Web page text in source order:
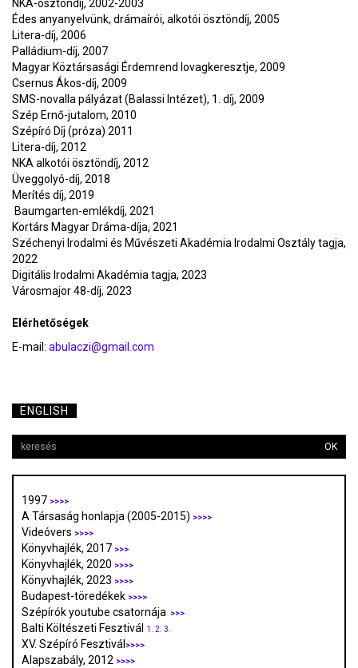
NKA-ösztöndíj, 2002-2003
Édes anyanyelvünk, drámaírói, alkotói ösztöndíj, 2005
Litera-díj, 2006
Palládium-díj, 2007
Magyar Köztársasági Érdemrend lovagkeresztje, 2009
Csernus Ákos-díj, 2009
SMS-novalla pályázat (Balassi Intézet), 1. díj, 2009
Szép Ernő-jutalom, 2010
Szépíró Díj (próza) 2011
Litera-díj, 2012
NKA alkotói ösztöndíj, 2012
Üveggolyó-díj, 2018
Merítés díj, 2019
Baumgarten-emlékdíj, 2021
Kortárs Magyar Dráma-díja, 2021
Széchenyi Irodalmi és Művészeti Akadémia Irodalmi Osztály tagja,
2022
Digitális Irodalmi Akadémia tagja, 2023
Városmajor 48-díj, 2023
Elérhetőségek
E-mail: abulaczi@gmail.com
ENGLISH
OK
1997 >>>>
A Társaság honlapja (2005-2015) >>>>
Videóvers >>>>
Könyvhajlék, 2017 >>>
Könyvhajlék, 2020 >>>>
Könyvhajlék, 2023 >>>>
Budapest-töredékek >>>>
Szépírók youtube csatornája >>>
Balti Költészeti Fesztivál 1. 2. 3.
XV. Szépíró Fesztivál >>>>
Alapszabály, 2012 >>>>